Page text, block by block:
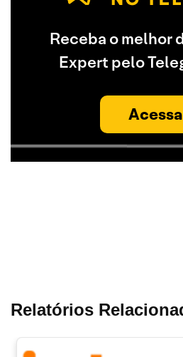
Receba o melhor
Expert pelo
Relatórios